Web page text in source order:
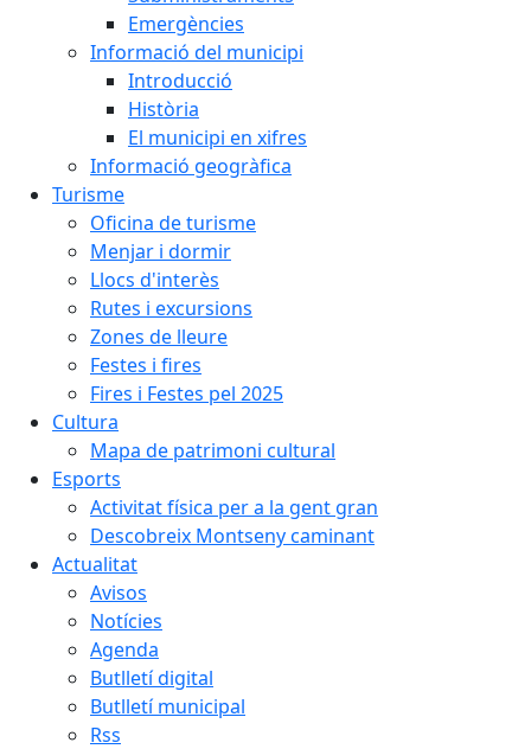
Emergències
Informació del municipi
Introducció
Història
El municipi en xifres
Informació geogràfica
Turisme
Oficina de turisme
Menjar i dormir
Llocs d'interès
Rutes i excursions
Zones de lleure
Festes i fires
Fires i Festes pel 2025
Cultura
Mapa de patrimoni cultural
Esports
Activitat física per a la gent gran
Descobreix Montseny caminant
Actualitat
Avisos
Notícies
Agenda
Butlletí digital
Butlletí municipal
Rss